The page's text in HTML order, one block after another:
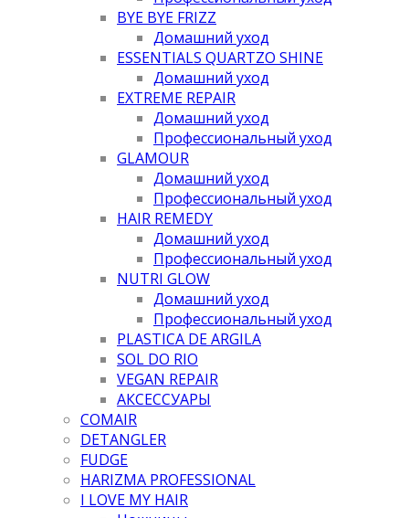
BYE BYE FRIZZ
Домашний уход
ESSENTIALS QUARTZO SHINE
Домашний уход
EXTREME REPAIR
Домашний уход
Профессиональный уход
GLAMOUR
Домашний уход
Профессиональный уход
HAIR REMEDY
Домашний уход
Профессиональный уход
NUTRI GLOW
Домашний уход
Профессиональный уход
PLASTICA DE ARGILA
SOL DO RIO
VEGAN REPAIR
АКСЕССУАРЫ
COMAIR
DETANGLER
FUDGE
HARIZMA PROFESSIONAL
I LOVE MY HAIR